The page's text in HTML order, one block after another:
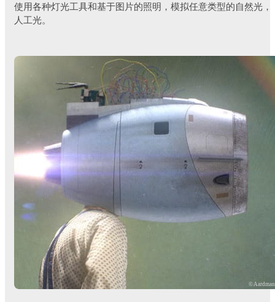
使用各种灯光工具和基于图片的照明，模拟任意类型的自然光，
人工光。
© Aardman